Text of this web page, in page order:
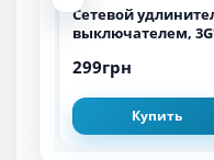
Сетевой
выключателем,
299грн
Купить